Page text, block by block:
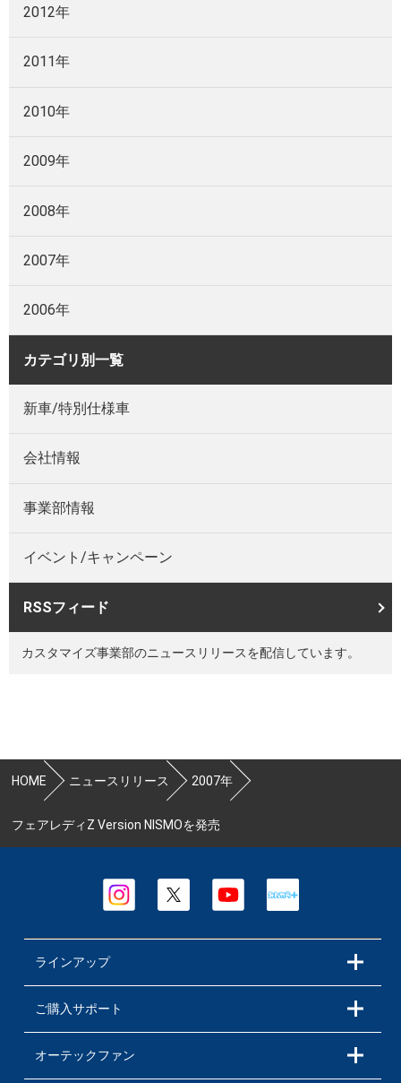
2012年
2011年
2010年
2009年
2008年
2007年
2006年
カテゴリ別一覧
新車/特別仕様車
会社情報
事業部情報
イベント/キャンペーン
RSSフィード
カスタマイズ事業部のニュースリリースを配信しています。
HOME ニュースリリース 2007年
フェアレディZ Version NISMOを発売
ラインアップ
ご購入サポート
オーテックファン